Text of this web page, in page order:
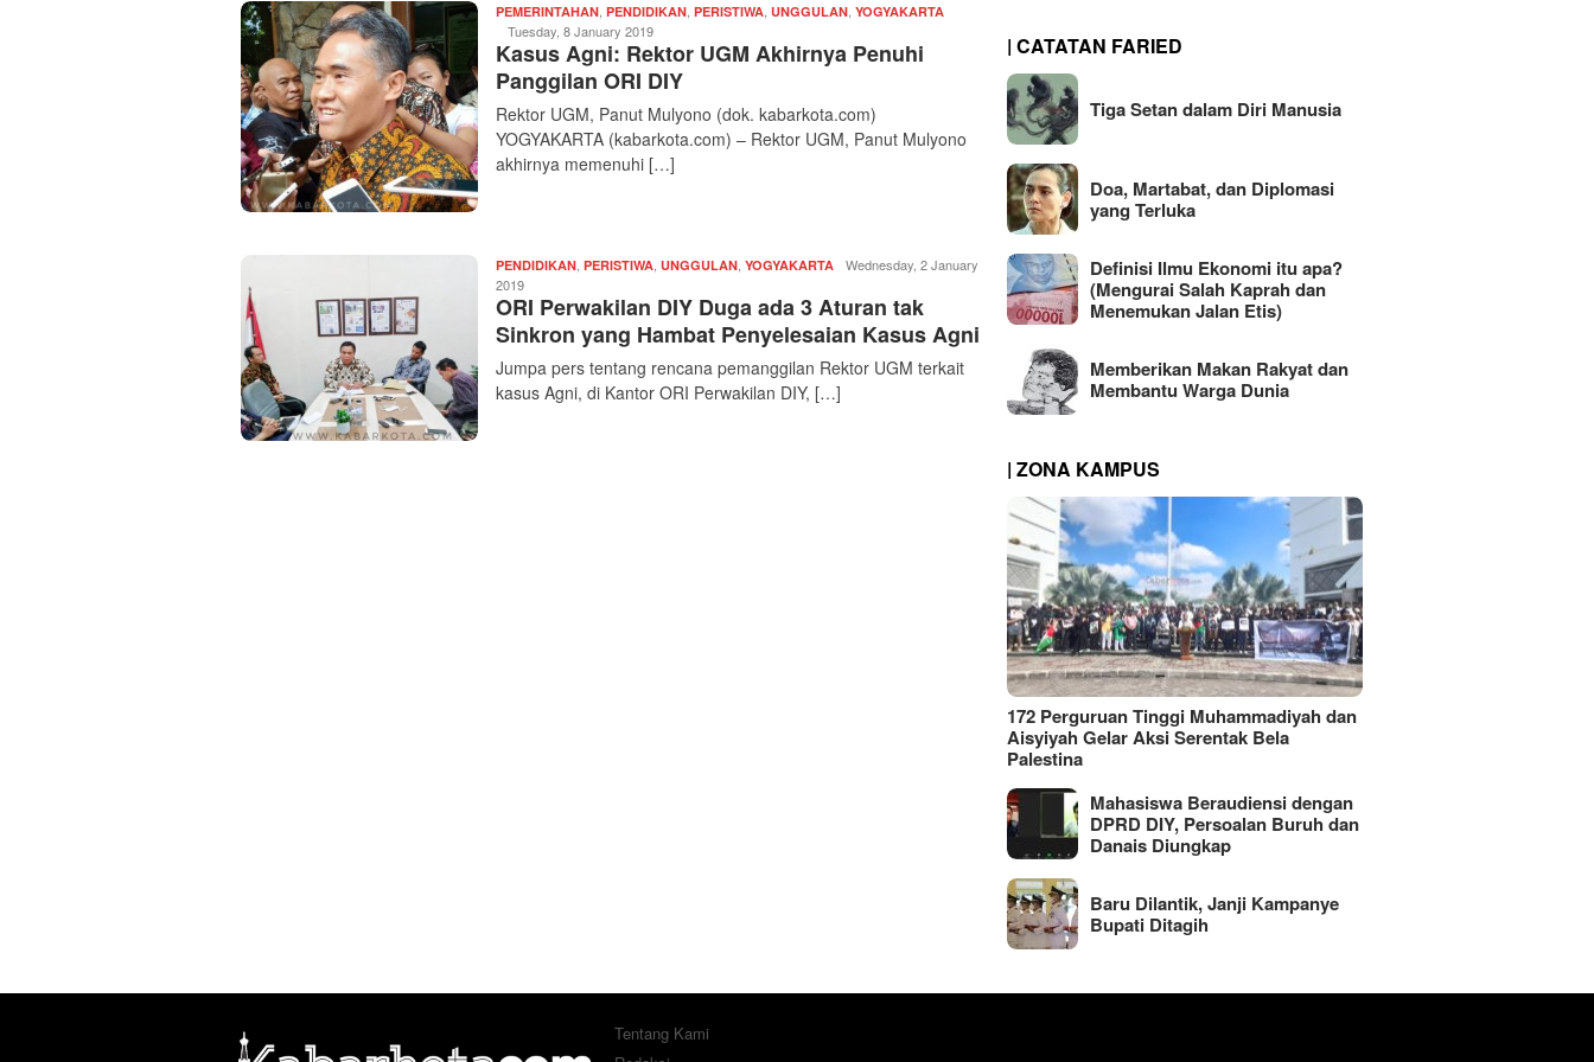
PEMERINTAHAN, PENDIDIKAN, PERISTIWA, UNGGULAN, YOGYAKARTA
Tuesday, 8 January 2019
Kasus Agni: Rektor UGM Akhirnya Penuhi
Panggilan ORI DIY
Rektor UGM, Panut Mulyono (dok. kabarkota.com)
YOGYAKARTA (kabarkota.com) – Rektor UGM, Panut Mulyono
akhirnya memenuhi […]
PENDIDIKAN PERISTIWA UNGGULAN YOGYAKARTA Redaksi
kabarkota
Wednesday, 2 January
2019
ORI Perwakilan DIY Duga ada 3 Aturan tak
Sinkron yang Hambat Penyelesaian Kasus Agni
Jumpa pers tentang rencana pemanggilan Rektor UGM terkait
kasus Agni, di Kantor ORI Perwakilan DIY, […]
| CATATAN FARIED
Tiga Setan dalam Diri Manusia
Doa, Martabat, dan Diplomasi
yang Terluka
Definisi Ilmu Ekonomi itu apa?
(Mengurai Salah Kaprah dan
Menemukan Jalan Etis)
Memberikan Makan Rakyat dan
Membantu Warga Dunia
| ZONA KAMPUS
172 Perguruan Tinggi Muhammadiyah dan
Aisyiyah Gelar Aksi Serentak Bela
Palestina
Mahasiswa Beraudiensi dengan
DPRD DIY, Persoalan Buruh dan
Danais Diungkap
Baru Dilantik, Janji Kampanye
Bupati Ditagih
Tentang Kami